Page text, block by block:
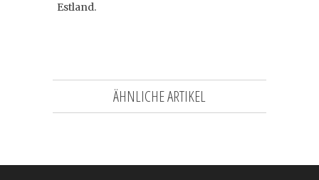
Estland.
ÄHNLICHE ARTIKEL